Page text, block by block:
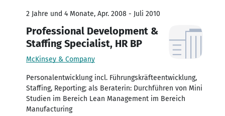
2 Jahre und 4 Monate, Apr. 2008 - Juli 2010
Professional Development &
Staffing Specialist, HR BP
McKinsey & Company
Personalentwicklung incl. Führungskräfteentwicklung,
Staffing, Reporting; als Beraterin: Durchführen von Mini
Studien im Bereich Lean Management im Bereich
Manufacturing